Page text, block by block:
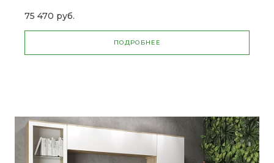
75 470 руб.
ПОДРОБНЕЕ